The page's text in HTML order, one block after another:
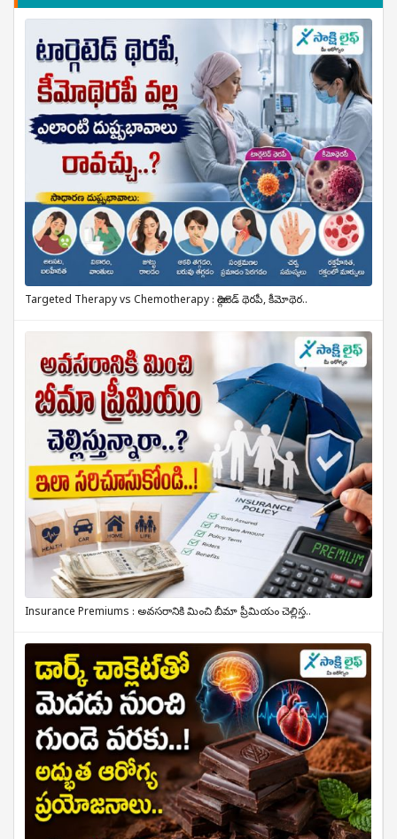
Targeted Therapy vs Chemotherapy : టార్గెటెడ్ థెరపీ, కీమోథెర..
Insurance Premiums : అవసరానికి మించి బీమా ప్రీమియం చెల్లిస్త..